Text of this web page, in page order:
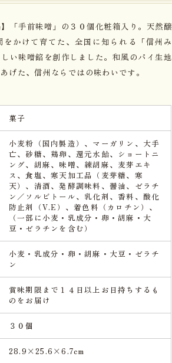
】「手前味噌」の３０個化粧箱入り。天然醸
をかけて育てた、全国に知られる「信州み
い味噌餡を創作しました。和風のパイ生地
げた、信州ならではの味わいです。
菓子
小麦粉（国内製造）、マーガリン、大手
亡、砂糖、鶏卵、還元水飴、ショートニ
ング、胡麻、味噌、練胡麻、麦芽エキ
ス、食塩、寒天加工品（麦芽糖、寒
天）、清酒、発酵調味料、醤油、ゼラチ
ン／ソルビトール、乳化剤、香料、酸化
防止剤（V.E）、着色料（カロチン）、
（一部に小麦・乳成分・卵・胡麻・大
豆・ゼラチンを含む）
小麦・乳成分・卵・胡麻・大豆・ゼラチ
ン
賞味期限まで１４日以上お日持ちするも
のをお届け
３０個
28.9×25.6×6.7cm